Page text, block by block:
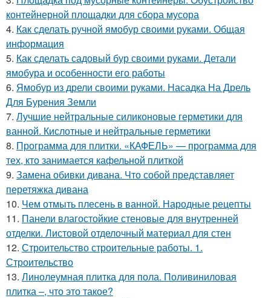
контейнерной площадки для сбора мусора
4. Как сделать ручной ямобур своими руками. Общая
информация
5. Как сделать садовый бур своими руками. Детали
ямобура и особенности его работы
6. Ямобур из дрели своими руками. Насадка На Дрель
Для Бурения Земли
7. Лучшие нейтральные силиконовые герметики для
ванной. Кислотные и нейтральные герметики
8. Программа для плитки. «КАФЕЛЬ» — программа для
тех, кто занимается кафельной плиткой
9. Замена обивки дивана. Что собой представляет
перетяжка дивана
10. Чем отмыть плесень в ванной. Народные рецепты
11. Панели влагостойкие стеновые для внутренней
отделки. Листовой отделочный материал для стен
12. Строительство строительные работы. 1.
Строительство
13. Линолеумная плитка для пола. Поливиниловая
плитка –, что это такое?